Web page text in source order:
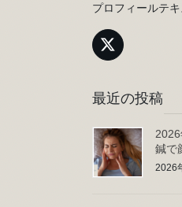
プロフィールテキ
最近の投稿
鍼で
2026